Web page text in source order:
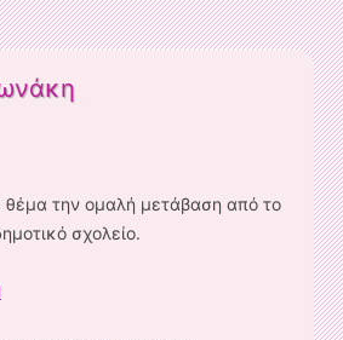
την ομαλή μετάβαση από το
σχολείο.